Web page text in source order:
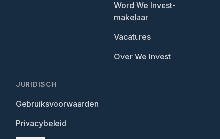
Word We Invest-
makelaar
Vacatures
Over We Invest
JURIDISCH
Gebruiksvoorwaarden
Privacybeleid